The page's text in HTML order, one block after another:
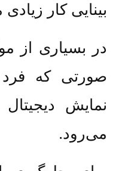
بینایی کار
صورتی که
نمایش
می‌رود.